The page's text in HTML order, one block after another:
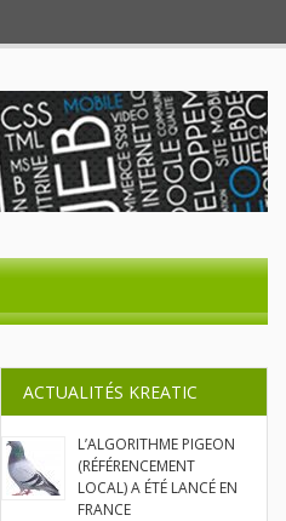
ACTUALITÉS KREATIC
L’ALGORITHME PIGEON
(RÉFÉRENCEMENT
LOCAL) A ÉTÉ LANCÉ EN
FRANCE